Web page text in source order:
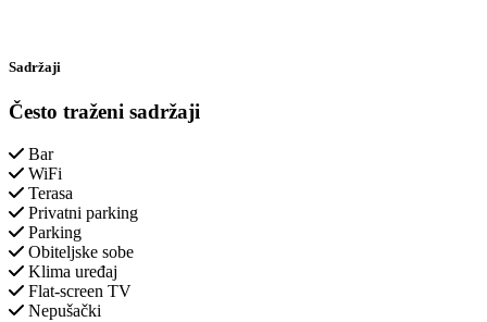
Sadržaji
Često traženi sadržaji
Bar
WiFi
Terasa
Privatni parking
Parking
Obiteljske sobe
Klima uređaj
Flat-screen TV
Nepušački